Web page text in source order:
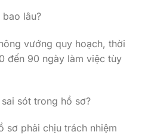
lâu?
vướng quy hoạch, thời
đến 90 ngày làm việc tùy
sót trong hồ sơ?
sơ phải chịu trách nhiệm